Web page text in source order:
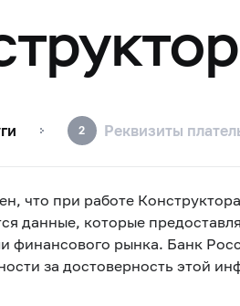
2 Реквизиты
что при работе
данные, которые
финансового рынка. Банк
за достоверность этой